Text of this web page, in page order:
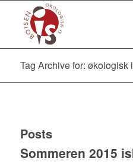
Tag Archive for: økologisk
Posts
Sommeren 2015